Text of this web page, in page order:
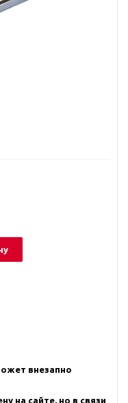
внезапно
на сайте, но в связи